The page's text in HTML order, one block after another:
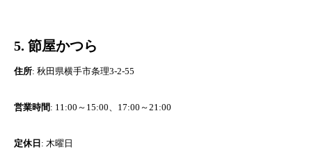
5. 節屋かつら
住所: 秋田県横手市条理3-2-55
営業時間: 11:00～15:00、17:00～21:00
定休日: 木曜日